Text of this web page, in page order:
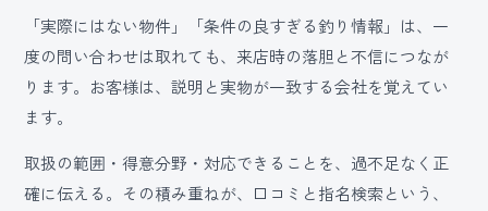
「実際にはない物件」「条件の良すぎる釣り情報」は、一
度の問い合わせは取れても、来店時の落胆と不信につなが
ります。お客様は、説明と実物が一致する会社を覚えてい
ます。
取扱の範囲・得意分野・対応できることを、過不足なく正
確に伝える。その積み重ねが、口コミと指名検索という、